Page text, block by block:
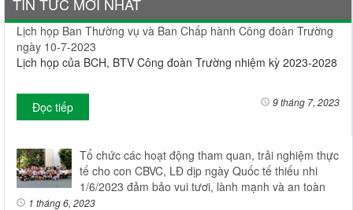
Lịch họp Ban Thường vụ và Ban Chấp hành Công đoàn Trường
ngày 10-7-2023
Lịch họp của BCH, BTV Công đoàn Trường nhiệm kỳ 2023-2028
Đọc tiếp 9 tháng 7, 2023
Tổ chức các hoạt động tham quan, trải nghiệm thực
tế cho con CBVC, LĐ dịp ngày Quốc tế thiếu nhi
1/6/2023 đảm bảo vui tươi, lành mạnh và an toàn
1 tháng 6, 2023